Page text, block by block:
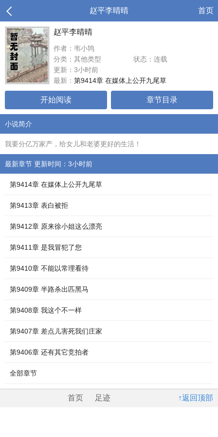
赵平李晴晴 首页
赵平李晴晴
作者：韦小鸨
分类：其他类型
状态：连载
更新：3小时前
最新： 第9414章 在媒体上公开九尾草
开始阅读 章节目录
小说简介
我要分亿万家产，给女儿和老婆更好的生活！
最新章节 更新时间：3小时前
第9414章 在媒体上公开九尾草
第9413章 表白被拒
第9412章 原来徐小姐这么漂亮
第9411章 是我冒犯了您
第9410章 不能以常理看待
第9409章 半路杀出匹黑马
第9408章 我这个不一样
第9407章 差点儿害死我们庄家
第9406章 还有其它竞拍者
全部章节
↑返回顶部
首页 足迹